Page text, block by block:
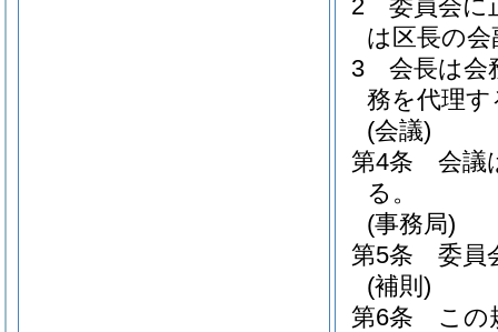
2
委員会に
は区長の
3
会長は会
務を代理す
(会議)
第4条
会議
る。
(事務局)
第5条
委員
(補則)
第6条
この